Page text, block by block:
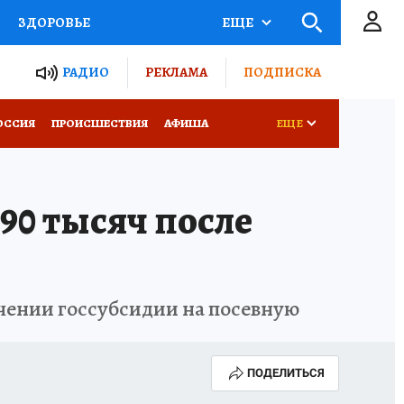
ЗДОРОВЬЕ
РОССИИ
ЕЩЕ
РАДИО РЕКЛАМА ПОДПИСКА
ПРОИСШЕСТВИЯ АФИША ЕЩЕ
тысяч после
госсубсидии на посевную
ПОДЕЛИТЬСЯ